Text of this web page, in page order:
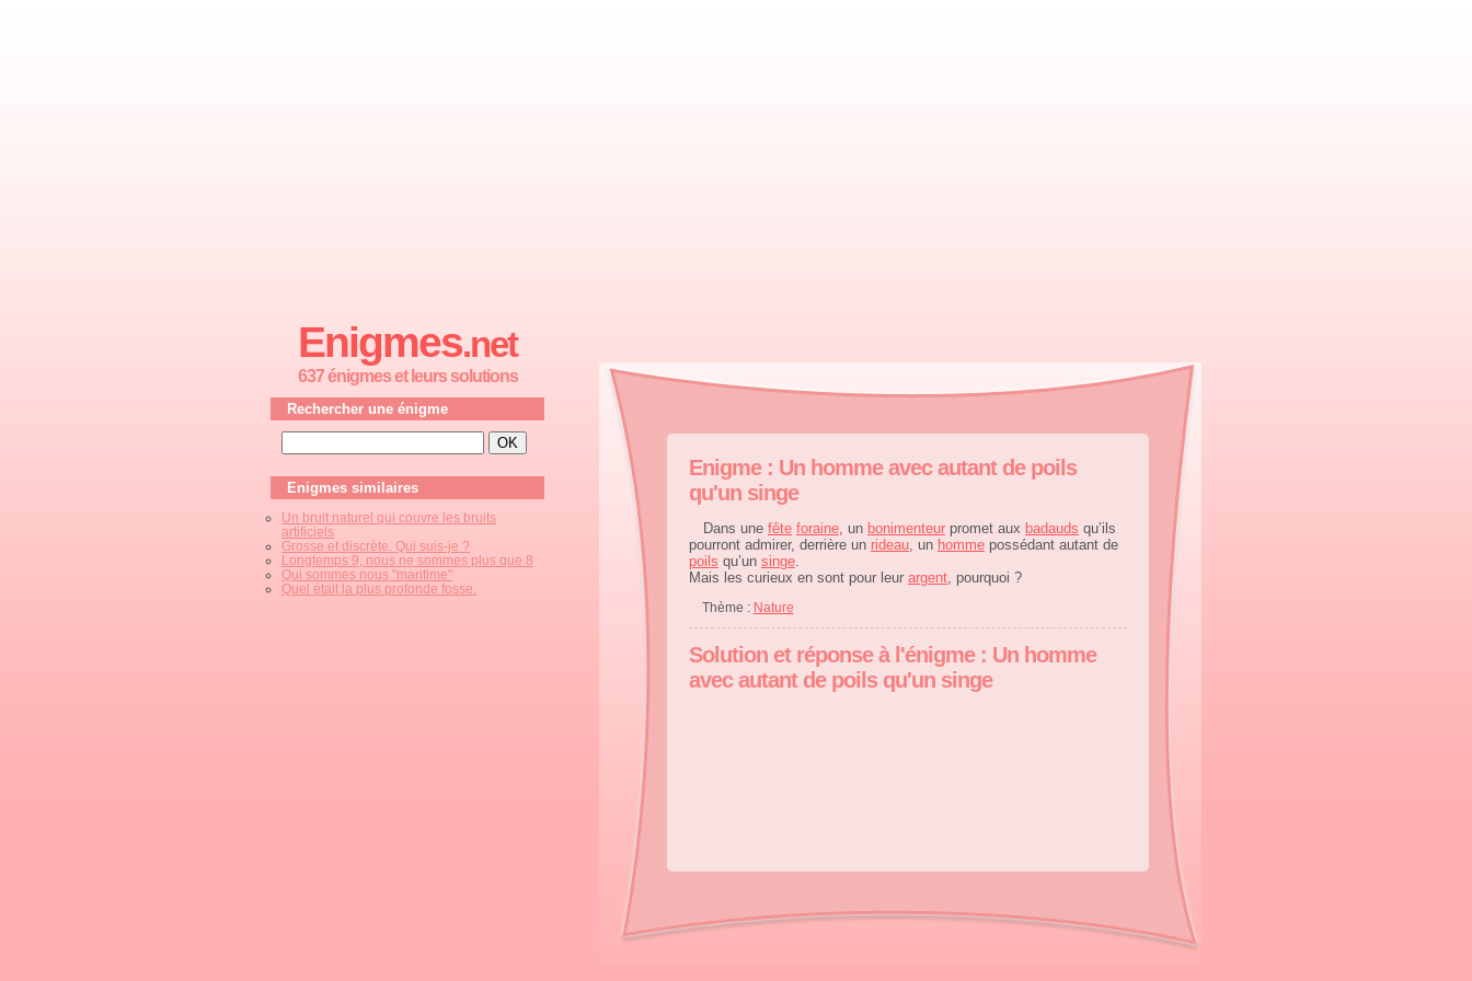
Enigme : Un homme avec autant de poils
qu'un singe
Dans une fête foraine, un bonimenteur promet aux badauds qu’ils
pourront admirer, derrière un rideau, un homme possédant autant de
poils qu’un singe.
Mais les curieux en sont pour leur argent, pourquoi ?
Thème : Nature
Solution et réponse à l'énigme : Un homme
avec autant de poils qu'un singe
Enigmes.net
637 énigmes et leurs solutions
Rechercher une énigme
Enigmes similaires
Un bruit naturel qui couvre les bruits
artificiels
Grosse et discrète. Qui suis-je ?
Longtemps 9, nous ne sommes plus que 8
Qui sommes nous "maritime"
Quel était la plus profonde fosse.